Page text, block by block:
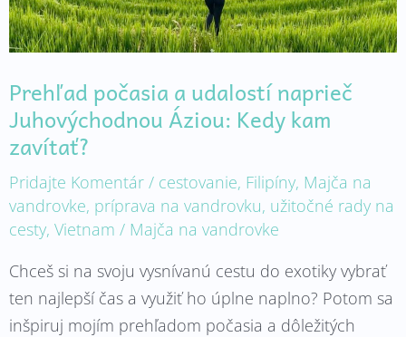
Prehľad počasia a udalostí naprieč
Juhovýchodnou Áziou: Kedy kam
zavítať?
Pridajte Komentár / cestovanie, Filipíny, Majča na
vandrovke, príprava na vandrovku, užitočné rady na
cesty, Vietnam / Majča na vandrovke
Chceš si na svoju vysnívanú cestu do exotiky vybrať
ten najlepší čas a využiť ho úplne naplno? Potom sa
inšpiruj mojím prehľadom počasia a dôležitých
kam
zavítať?